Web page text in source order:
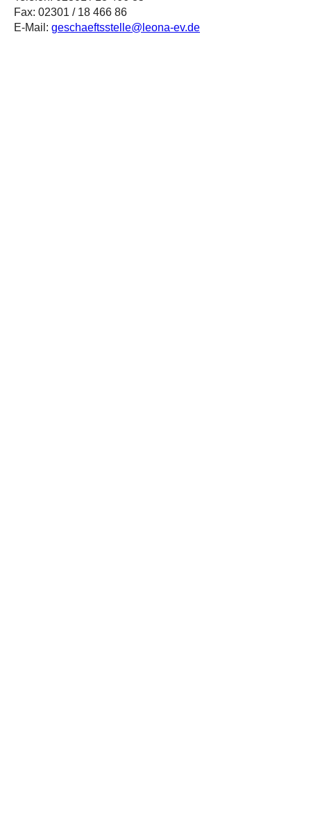
Fax: 02301 / 18 466 86
E-Mail: geschaeftsstelle@leona-ev.de